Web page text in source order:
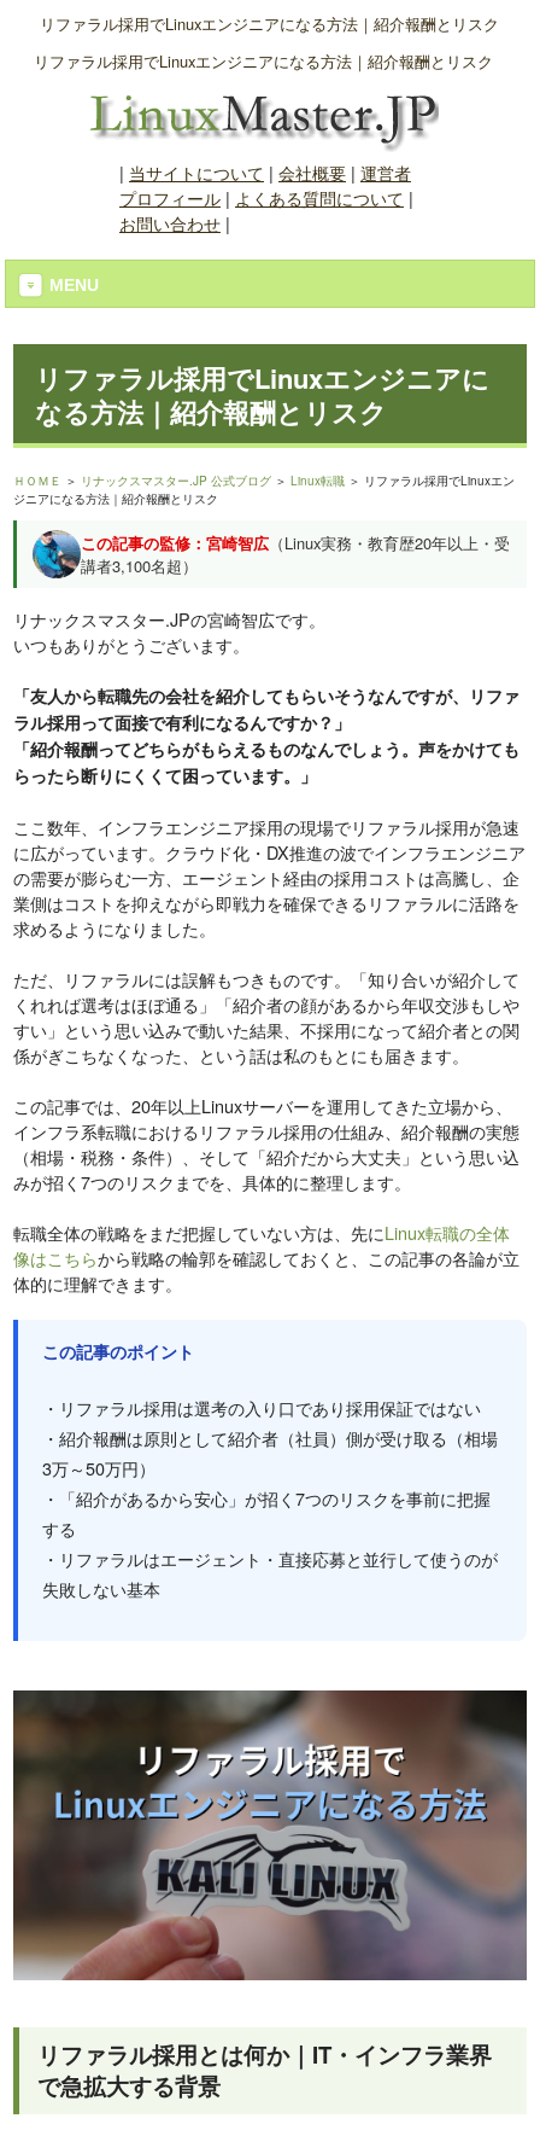
リファラル採用でLinuxエンジニアになる方法｜紹介報酬とリスク
リファラル採用でLinuxエンジニアになる方法｜紹介報酬とリスク
| 当サイトについて | 会社概要| 運営者
プロフィール| よくある質問について |
お問い合わせ|
MENU
リファラル採用でLinuxエンジニアに
なる方法｜紹介報酬とリスク
ＨＯＭＥ ＞ リナックスマスター.JP 公式ブログ ＞Linux転職 ＞ リファラル採用でLinuxエン
ジニアになる方法｜紹介報酬とリスク
この記事の監修：宮崎智広 （Linux実務・教育歴20年以上・受
講者3,100名超）
リナックスマスター.JPの宮崎智広です。
いつもありがとうございます。
「友人から転職先の会社を紹介してもらいそうなんですが、リファ
ラル採用って面接で有利になるんですか？」
「紹介報酬ってどちらがもらえるものなんでしょう。声をかけても
らったら断りにくくて困っています。」
ここ数年、インフラエンジニア採用の現場でリファラル採用が急速
に広がっています。クラウド化・DX推進の波でインフラエンジニア
の需要が膨らむ一方、エージェント経由の採用コストは高騰し、企
業側はコストを抑えながら即戦力を確保できるリファラルに活路を
求めるようになりました。
ただ、リファラルには誤解もつきものです。「知り合いが紹介して
くれれば選考はほぼ通る」「紹介者の顔があるから年収交渉もしや
すい」という思い込みで動いた結果、不採用になって紹介者との関
係がぎこちなくなった、という話は私のもとにも届きます。
この記事では、20年以上Linuxサーバーを運用してきた立場から、
インフラ系転職におけるリファラル採用の仕組み、紹介報酬の実態
（相場・税務・条件）、そして「紹介だから大丈夫」という思い込
みが招く7つのリスクまでを、具体的に整理します。
転職全体の戦略をまだ把握していない方は、先にLinux転職の全体
像はこちらから戦略の輪郭を確認しておくと、この記事の各論が立
体的に理解できます。
この記事のポイント
・リファラル採用は選考の入り口であり採用保証ではない
・紹介報酬は原則として紹介者（社員）側が受け取る（相場
3万～50万円）
・「紹介があるから安心」が招く7つのリスクを事前に把握
する
・リファラルはエージェント・直接応募と並行して使うのが
失敗しない基本
リファラル採用とは何か｜IT・インフラ業界
で急拡大する背景